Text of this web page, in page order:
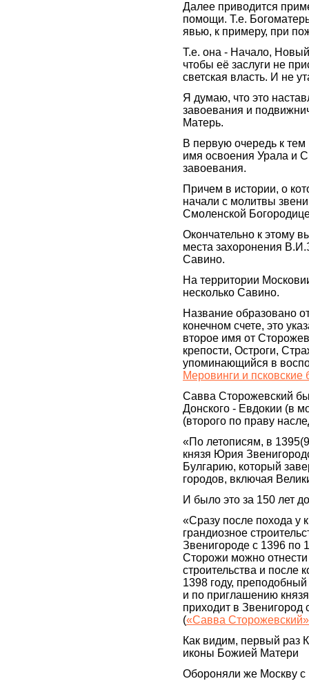
Далее приводится
помощи. Т.е.
явью, к примеру, при
Т.е. она - Начало, Новый
чтобы её заслуги не
светская власть. И не
Я думаю, что это
завоевания и
Матерь.
В первую очередь к
имя освоения Урала и
завоевания.
Причем в истории, о
начали с молитвы
Смоленской
Окончательно к этому
места захоронения
Савино.
На территории
несколько Савино.
Название образовано
конечном счете, это
второе имя от
крепости, Остроги,
упоминающийся в
Меровинги и
Савва Сторожевский
Донского - Евдокии (в
(второго по праву
«По летописям, в
князя Юрия
Булгарию, который
городов, включая
И было это за 150 лет
«Сразу после похода у
грандиозное
Звенигороде с 1396 по
Сторожи можно отнести
строительства и после
1398 году,
и по приглашению
приходит в
(«Савва Сторожевский»
Как видим, первый раз
иконы Божией Матери
Обороняли же Москву